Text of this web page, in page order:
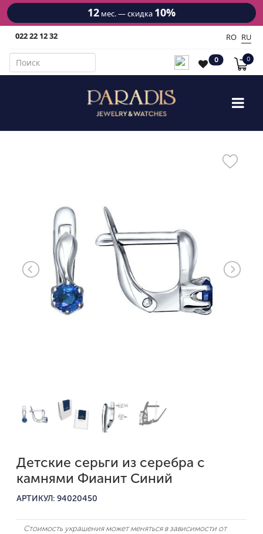
12 мес. — скидка 10%
022 22 12 32 RO RU
0 0
Детские серьги из серебра с
камнями Фианит Синий
АРТИКУЛ: 94020450
Стоимость украшения может меняться в зависимости от